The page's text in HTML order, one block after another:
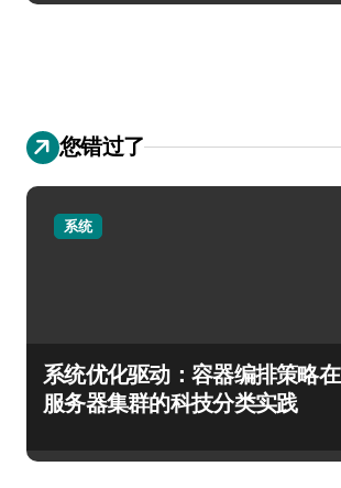
您错过了
系统
系统优化驱动：容器编排策略在
服务器集群的科技分类实践